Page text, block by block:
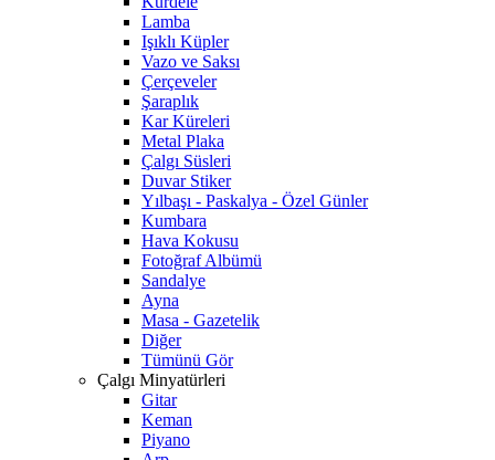
Lamba
Işıklı Küpler
Vazo ve Saksı
Çerçeveler
Şaraplık
Kar Küreleri
Metal Plaka
Çalgı Süsleri
Duvar Stiker
Yılbaşı - Paskalya - Özel Günler
Kumbara
Hava Kokusu
Fotoğraf Albümü
Sandalye
Ayna
Masa - Gazetelik
Diğer
Tümünü Gör
Çalgı Minyatürleri
Gitar
Keman
Piyano